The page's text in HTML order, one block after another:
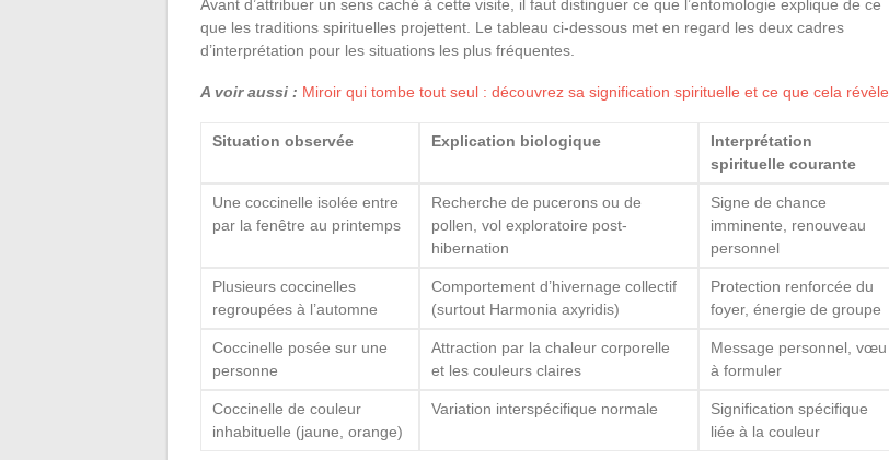
Avant d’attribuer un sens caché à cette visite, il faut distinguer ce que l’entomologie explique de ce
que les traditions spirituelles projettent. Le tableau ci-dessous met en regard les deux cadres
d’interprétation pour les situations les plus fréquentes.
A voir aussi : Miroir qui tombe tout seul : découvrez sa signification spirituelle et ce que cela révèle
Situation observée Explication biologique
Interprétation
spirituelle courante
Une coccinelle isolée entre
par la fenêtre au printemps
Recherche de pucerons ou de
pollen, vol exploratoire post-
hibernation
Signe de chance
imminente, renouveau
personnel
Plusieurs coccinelles
regroupées à l’automne
Comportement d’hivernage collectif
(surtout Harmonia axyridis)
Protection renforcée du
foyer, énergie de groupe
Coccinelle posée sur une
personne
Attraction par la chaleur corporelle
et les couleurs claires
Message personnel, vœu
à formuler
Coccinelle de couleur
inhabituelle (jaune, orange)
Variation interspécifique normale
Signification spécifique
liée à la couleur